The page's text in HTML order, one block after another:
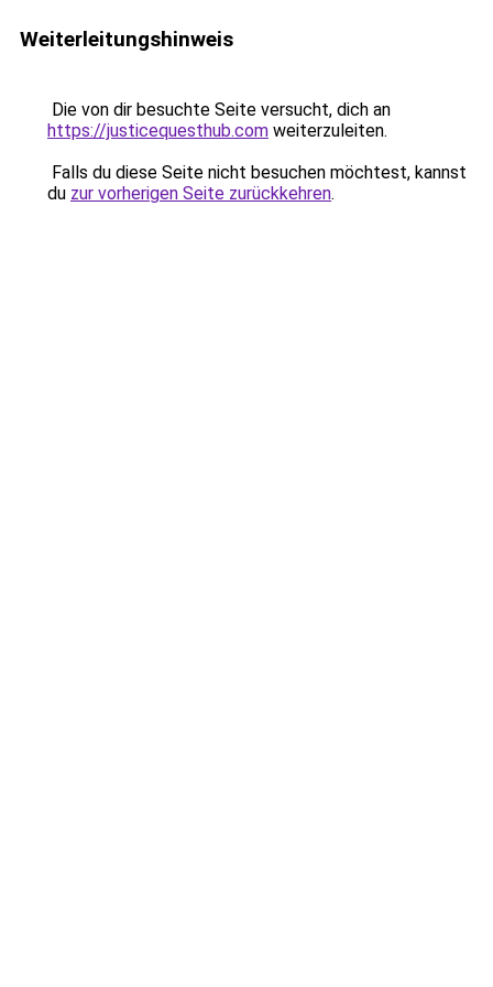
Weiterleitungshinweis
Die von dir besuchte Seite versucht, dich an
https://justicequesthub.com weiterzuleiten.
Falls du diese Seite nicht besuchen möchtest, kannst
du zur vorherigen Seite zurückkehren.